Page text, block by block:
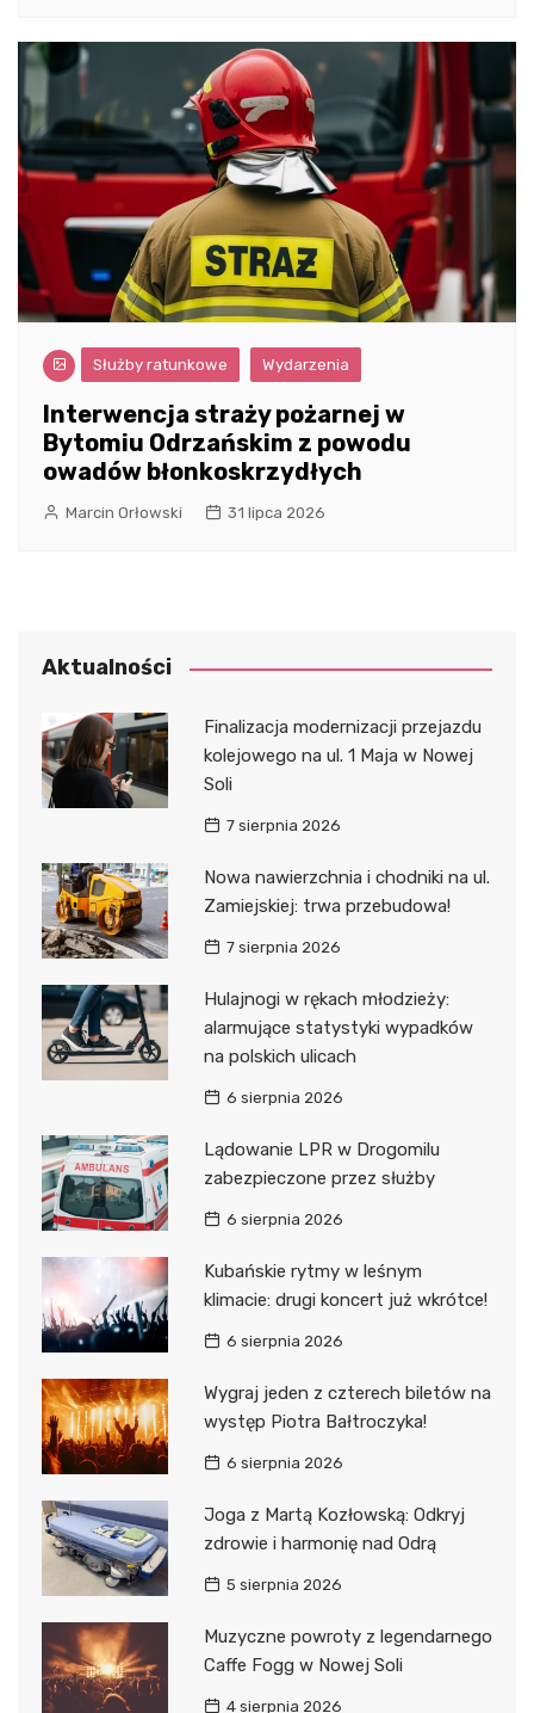
Służby ratunkowe Wydarzenia
Interwencja straży pożarnej w
Bytomiu Odrzańskim z powodu
owadów błonkoskrzydłych
Marcin Orłowski 31 lipca 2026
Aktualności
Finalizacja modernizacji przejazdu
kolejowego na ul. 1 Maja w Nowej
Soli
7 sierpnia 2026
Nowa nawierzchnia i chodniki na ul.
Zamiejskiej: trwa przebudowa!
7 sierpnia 2026
Hulajnogi w rękach młodzieży:
alarmujące statystyki wypadków
na polskich ulicach
6 sierpnia 2026
Lądowanie LPR w Drogomilu
zabezpieczone przez służby
6 sierpnia 2026
Kubańskie rytmy w leśnym
klimacie: drugi koncert już wkrótce!
6 sierpnia 2026
Wygraj jeden z czterech biletów na
występ Piotra Bałtroczyka!
6 sierpnia 2026
Joga z Martą Kozłowską: Odkryj
zdrowie i harmonię nad Odrą
5 sierpnia 2026
Muzyczne powroty z legendarnego
Caffe Fogg w Nowej Soli
4 sierpnia 2026